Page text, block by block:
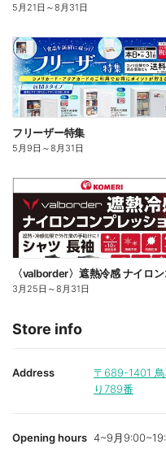
5月21日 ～8月31日
フリーザー特集
5月9日 ～8月31日
3月25日 ～8月31日
Store info
Address 〒689-1401
り789番
Opening hours 4~9月